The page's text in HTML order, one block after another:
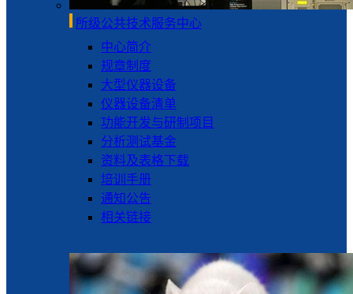
所级公共技术服务中心
中心简介
规章制度
大型仪器设备
仪器设备清单
功能开发与研制项目
分析测试基金
资料及表格下载
培训手册
通知公告
相关链接